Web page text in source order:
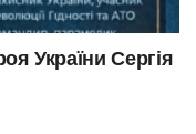
України Сергія